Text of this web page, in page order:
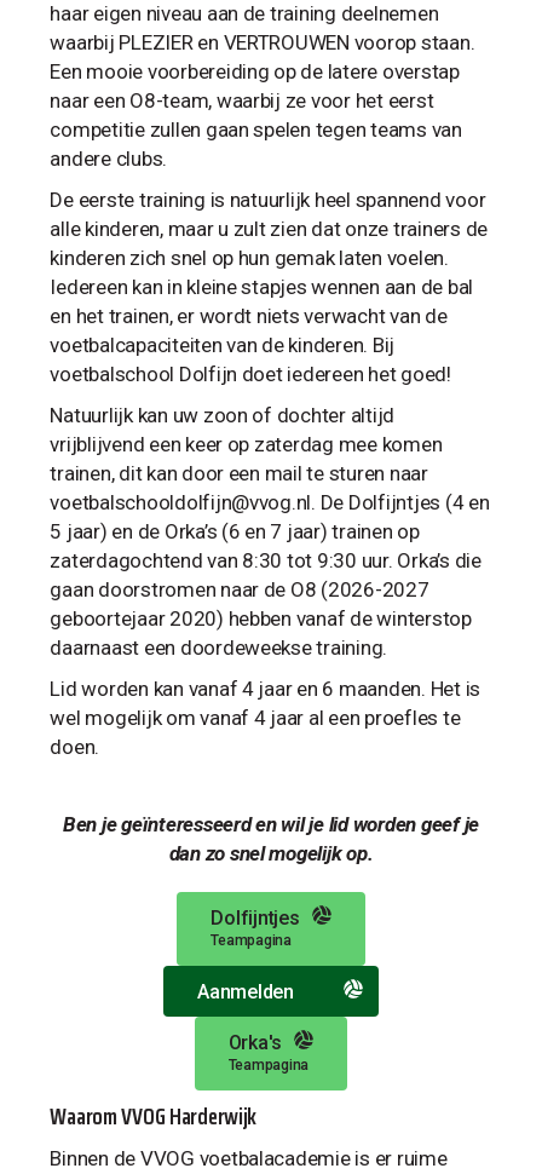
haar eigen niveau aan de training deelnemen
waarbij PLEZIER en VERTROUWEN voorop staan.
Een mooie voorbereiding op de latere overstap
naar een O8-team, waarbij ze voor het eerst
competitie zullen gaan spelen tegen teams van
andere clubs.
De eerste training is natuurlijk heel spannend voor
alle kinderen, maar u zult zien dat onze trainers de
kinderen zich snel op hun gemak laten voelen.
Iedereen kan in kleine stapjes wennen aan de bal
en het trainen, er wordt niets verwacht van de
voetbalcapaciteiten van de kinderen. Bij
voetbalschool Dolfijn doet iedereen het goed!
Natuurlijk kan uw zoon of dochter altijd
vrijblijvend een keer op zaterdag mee komen
trainen, dit kan door een mail te sturen naar
voetbalschooldolfijn@vvog.nl. De Dolfijntjes (4 en
5 jaar) en de Orka’s (6 en 7 jaar) trainen op
zaterdagochtend van 8:30 tot 9:30 uur. Orka’s die
gaan doorstromen naar de O8 (2026-2027
geboortejaar 2020) hebben vanaf de winterstop
daarnaast een doordeweekse training.
Lid worden kan vanaf 4 jaar en 6 maanden. Het is
wel mogelijk om vanaf 4 jaar al een proefles te
doen.
Ben je geïnteresseerd en wil je lid worden geef je
dan zo snel mogelijk op.
Dolfijntjes
Teampagina
Aanmelden
Orka's
Teampagina
Waarom VVOG Harderwijk
Binnen de VVOG voetbalacademie is er ruime